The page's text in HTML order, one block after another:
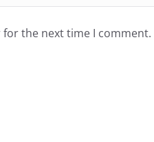
for the next time I comment.